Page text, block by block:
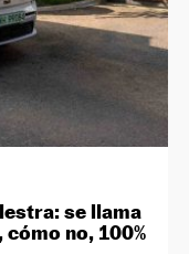
se llama
cómo no, 100%